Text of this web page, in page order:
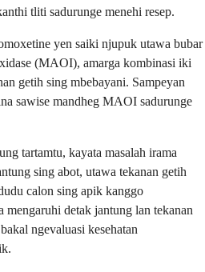
tliti sadurunge menehi resep.
yen saiki njupuk utawa bubar
(MAOI), amarga kombinasi iki
getih sing mbebayani. Sampeyan
sawise mandheg MAOI sadurunge
tartamtu, kayata masalah irama
sing abot, utawa tekanan getih
calon sing apik kanggo
mengaruhi detak jantung lan tekanan
ngevaluasi kesehatan